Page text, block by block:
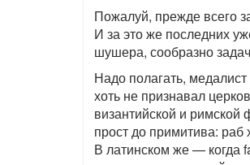
Пожалуй, прежде всего
И за это же последних
шушера, сообразно
Надо полагать,
хоть не признавал
византийской и
прост до примитива: раб
В латинском же — когда